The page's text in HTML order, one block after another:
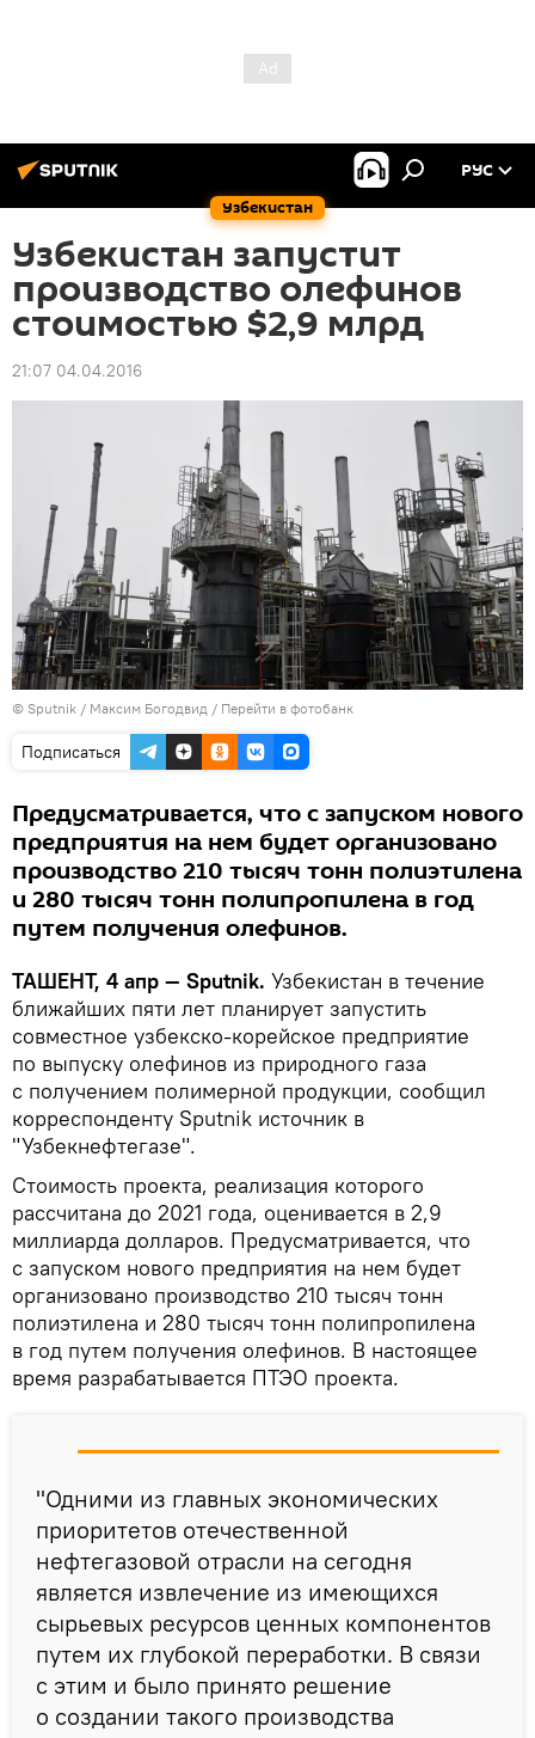
Узбекистан
РУС
Узбекистан запустит
производство олефинов
стоимостью $2,9 млрд
21:07 04.04.2016
© Sputnik / Максим Богодвид / Перейти в фотобанк
Подписаться
Предусматривается, что с запуском нового
предприятия на нем будет организовано
производство 210 тысяч тонн полиэтилена
и 280 тысяч тонн полипропилена в год
путем получения олефинов.
ТАШЕНТ, 4 апр — Sputnik. Узбекистан в течение
ближайших пяти лет планирует запустить
совместное узбекско-корейское предприятие
по выпуску олефинов из природного газа
с получением полимерной продукции, сообщил
корреспонденту Sputnik источник в
"Узбекнефтегазе".
Стоимость проекта, реализация которого
рассчитана до 2021 года, оценивается в 2,9
миллиарда долларов. Предусматривается, что
с запуском нового предприятия на нем будет
организовано производство 210 тысяч тонн
полиэтилена и 280 тысяч тонн полипропилена
в год путем получения олефинов. В настоящее
время разрабатывается ПТЭО проекта.
"Одними из главных экономических
приоритетов отечественной
нефтегазовой отрасли на сегодня
является извлечение из имеющихся
сырьевых ресурсов ценных компонентов
путем их глубокой переработки. В связи
с этим и было принято решение
о создании такого производства